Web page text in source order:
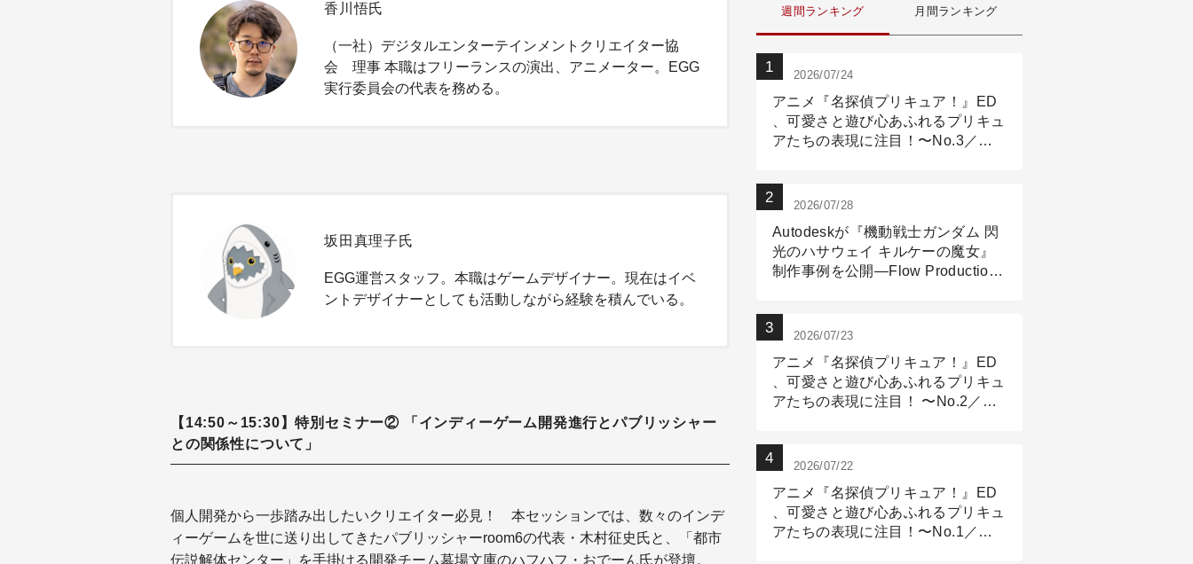
香川悟氏
（一社）デジタルエンターテインメントクリエイター協
会 理事 本職はフリーランスの演出、アニメーター。EGG
実行委員会の代表を務める。
坂田真理子氏
EGG運営スタッフ。本職はゲームデザイナー。現在はイベ
ントデザイナーとしても活動しながら経験を積んでいる。
【14:50～15:30】特別セミナー② 「インディーゲーム開発進行とパブリッシャー
との関係性について」
個人開発から一歩踏み出したいクリエイター必見！ 本セッションでは、数々のインデ
ィーゲームを世に送り出してきたパブリッシャーroom6の代表・木村征史氏と、「都市
伝説解体センター」を手掛ける開発チーム墓場文庫のハフハフ・おでーん氏が登壇。
週間ランキング 月間ランキング
2026/07/24
アニメ『名探偵プリキュア！』ED
、可愛さと遊び心あふれるプリキュ
アたちの表現に注目！〜No.3／ア
2026/07/28
Autodeskが『機動戦士ガンダム 閃
光のハサウェイ キルケーの魔女』
制作事例を公開―Flow Production
2026/07/23
アニメ『名探偵プリキュア！』ED
、可愛さと遊び心あふれるプリキュ
アたちの表現に注目！ 〜No.2／モ
2026/07/22
アニメ『名探偵プリキュア！』ED
、可愛さと遊び心あふれるプリキュ
アたちの表現に注目！〜No.1／演